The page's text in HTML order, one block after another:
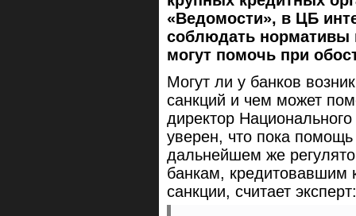
«Ведомости», в ЦБ
соблюдать нормативы
могут помочь при
Могут ли у банков
санкций и чем может
директор
уверен, что пока
дальнейшем же
банкам, кредитовавшим
санкции, считает эксперт: